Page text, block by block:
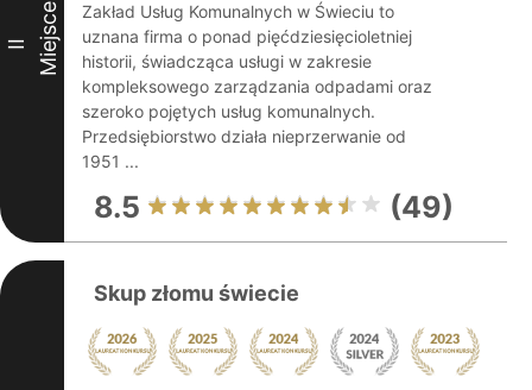
II Miejsce
Zakład Usług Komunalnych w Świeciu to
uznana firma o ponad pięćdziesięcioletniej
historii, świadcząca usługi w zakresie
kompleksowego zarządzania odpadami oraz
szeroko pojętych usług komunalnych.
Przedsiębiorstwo działa nieprzerwanie od
1951 ...
8.5 (49)
Skup złomu świecie